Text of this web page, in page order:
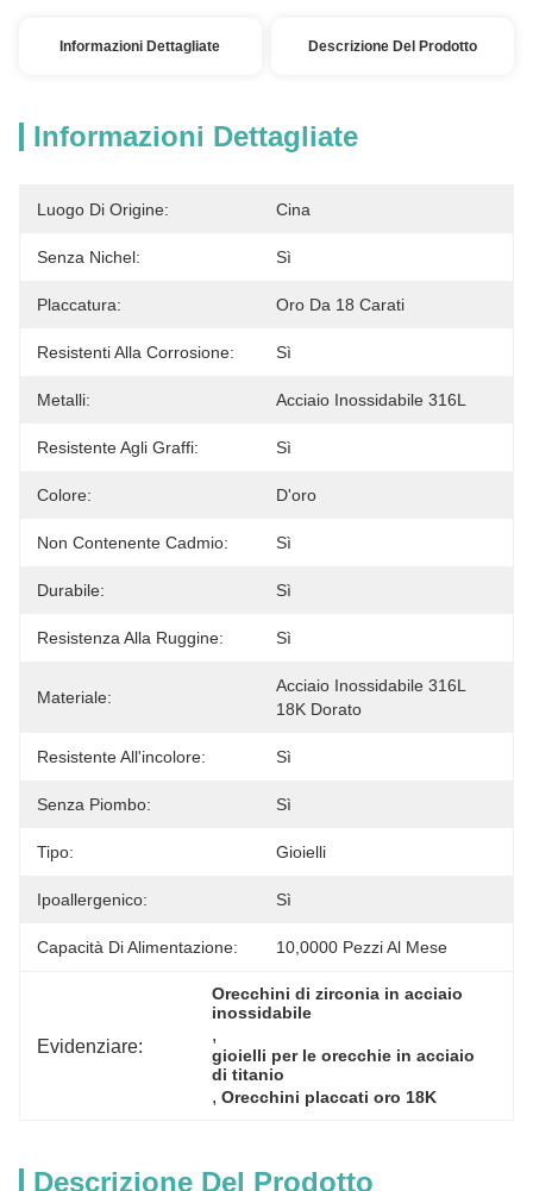
Informazioni Dettagliate Descrizione Del Prodotto
Informazioni Dettagliate
Luogo Di Origine: Cina
Senza Nichel: Sì
Placcatura: Oro Da 18 Carati
Resistenti Alla Corrosione: Sì
Metalli: Acciaio Inossidabile 316L
Resistente Agli Graffi: Sì
Colore: D'oro
Non Contenente Cadmio: Sì
Durabile: Sì
Resistenza Alla Ruggine: Sì
Materiale:
Acciaio Inossidabile 316L
18K Dorato
Resistente All'incolore: Sì
Senza Piombo: Sì
Tipo: Gioielli
Ipoallergenico: Sì
Capacità Di Alimentazione: 10,0000 Pezzi Al Mese
Evidenziare:
Orecchini di zirconia in acciaio
inossidabile
,
gioielli per le orecchie in acciaio
di titanio
, Orecchini placcati oro 18K
Descrizione Del Prodotto